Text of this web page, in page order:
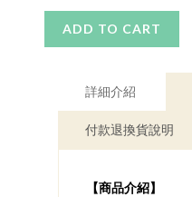
ADD TO CART
詳細介紹
付款退換貨說明
【商品介紹】